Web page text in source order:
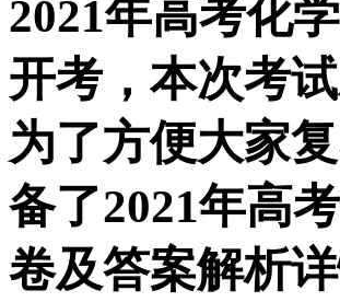
2021年高考化
开考，本次考
为了方便大家
备了2021年高
卷及答案解析